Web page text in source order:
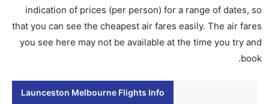
indication of prices (per person) for a range of dates, so
that you can see the cheapest air fares easily. The air fares
you see here may not be available at the time you try and
book.
Launceston Melbourne Flights Info